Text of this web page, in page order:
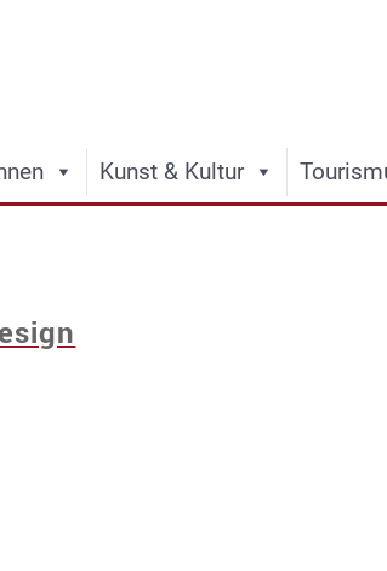
Kunst & Kultur